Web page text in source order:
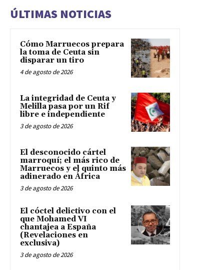
ÚLTIMAS NOTICIAS
Cómo Marruecos prepara
la toma de Ceuta sin
disparar un tiro
4 de agosto de 2026
La integridad de Ceuta y
Melilla pasa por un Rif
libre e independiente
3 de agosto de 2026
El desconocido cártel
marroquí; el más rico de
Marruecos y el quinto más
adinerado en África
3 de agosto de 2026
El cóctel delictivo con el
que Mohamed VI
chantajea a España
(Revelaciones en
exclusiva)
3 de agosto de 2026